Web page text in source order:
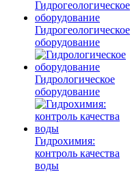
Гидрогеологическое
оборудование
Гидрологическое
оборудование
Гидрохимия:
контроль качества
воды